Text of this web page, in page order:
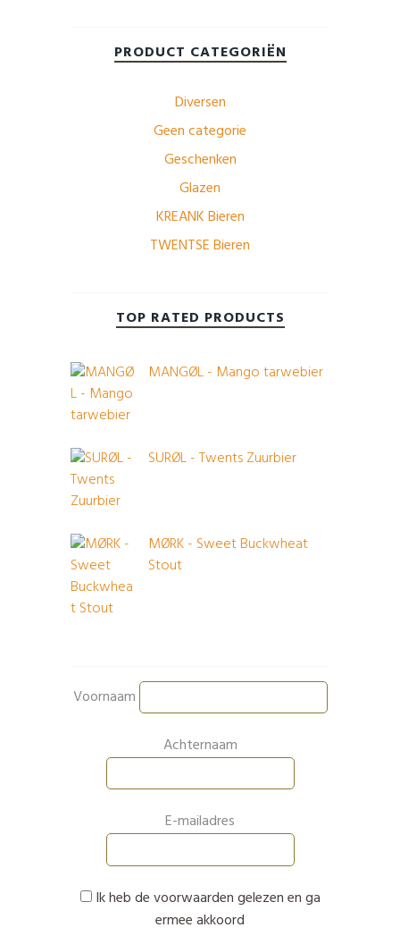
PRODUCT CATEGORIËN
Diversen
Geen categorie
Geschenken
Glazen
KREANK Bieren
TWENTSE Bieren
TOP RATED PRODUCTS
MANGØL - Mango tarwebier
SURØL - Twents Zuurbier
MØRK - Sweet Buckwheat
Stout
Voornaam
Achternaam
E-mailadres
Ik heb de voorwaarden gelezen en ga
ermee akkoord